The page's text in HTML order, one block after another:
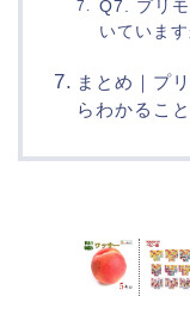
Q7. プリ
いています
まとめ｜プ
らわかること